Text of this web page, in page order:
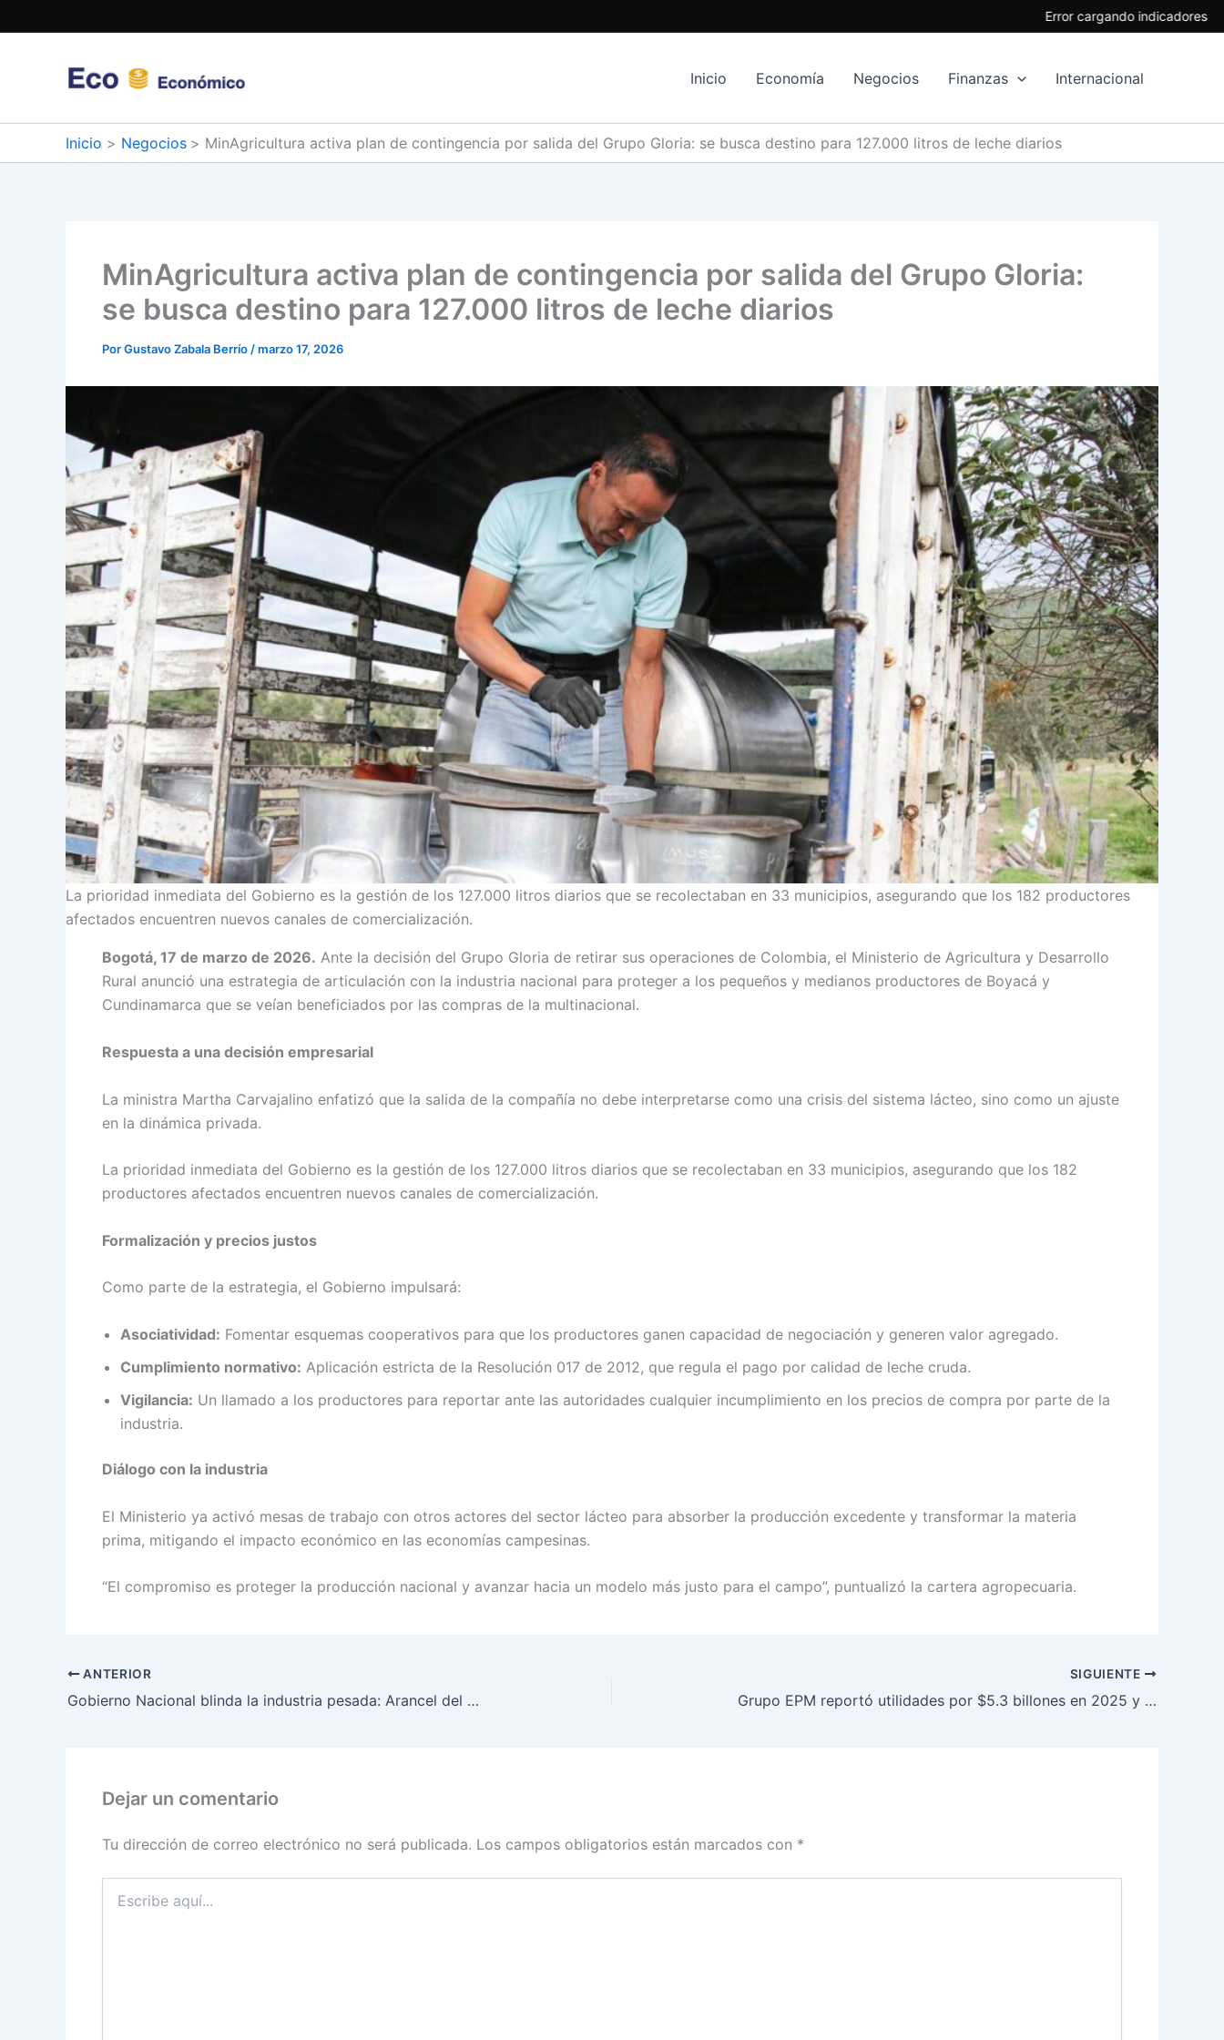
Error cargando indicadores
al
Inicio
Economía Negocios Finanzas Internacional
Inicio Negocios MinAgricultura activa plan de contingencia por salida del Grupo Gloria: se busca destino para 127.000 litros de leche diarios
MinAgricultura activa plan de contingencia por salida del Grupo Gloria:
se busca destino para 127.000 litros de leche diarios
PorGustavo Zabala Berrío/marzo 17, 2026
La prioridad inmediata del Gobierno es la gestión de los 127.000 litros diarios que se recolectaban en 33 municipios, asegurando que los 182 productores
afectados encuentren nuevos canales de comercialización.
Bogotá, 17 de marzo de 2026. Ante la decisión del Grupo Gloria de retirar sus operaciones de Colombia, el Ministerio de Agricultura y Desarrollo
Rural anunció una estrategia de articulación con la industria nacional para proteger a los pequeños y medianos productores de Boyacá y
Cundinamarca que se veían beneficiados por las compras de la multinacional.
Respuesta a una decisión empresarial
La ministra Martha Carvajalino enfatizó que la salida de la compañía no debe interpretarse como una crisis del sistema lácteo, sino como un ajuste
en la dinámica privada.
La prioridad inmediata del Gobierno es la gestión de los 127.000 litros diarios que se recolectaban en 33 municipios, asegurando que los 182
productores afectados encuentren nuevos canales de comercialización.
Formalización y precios justos
Como parte de la estrategia, el Gobierno impulsará:
Asociatividad: Fomentar esquemas cooperativos para que los productores ganen capacidad de negociación y generen valor agregado.
Cumplimiento normativo: Aplicación estricta de la Resolución 017 de 2012, que regula el pago por calidad de leche cruda.
Vigilancia: Un llamado a los productores para reportar ante las autoridades cualquier incumplimiento en los precios de compra por parte de la
industria.
Diálogo con la industria
El Ministerio ya activó mesas de trabajo con otros actores del sector lácteo para absorber la producción excedente y transformar la materia
prima, mitigando el impacto económico en las economías campesinas.
“El compromiso es proteger la producción nacional y avanzar hacia un modelo más justo para el campo”, puntualizó la cartera agropecuaria.
ANTERIOR
Gobierno Nacional blinda la industria pesada: Arancel del 35% para productos siderúrgicos y metalmecánicos
SIGUIENTE
Grupo EPM reportó utilidades por $5.3 billones en 2025 y transferirá $2.6 billones a Medellín
Dejar un comentario
Tu dirección de correo electrónico no será publicada. Los campos obligatorios están marcados con *
aquí...